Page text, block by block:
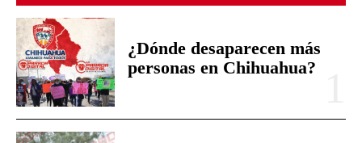
¿Dónde desaparecen más
personas en Chihuahua?